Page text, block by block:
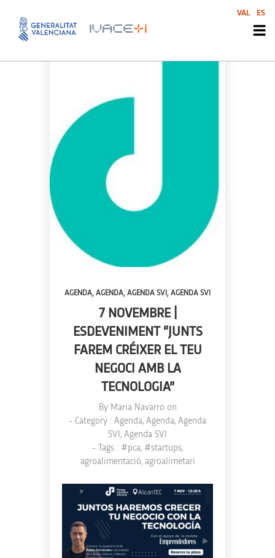
AGENDA AGENDA AGENDA SVI AGENDA SVI
7 NOVEMBRE |
ESDEVENIMENT “JUNTS
FAREM CRÉIXER EL TEU
NEGOCI AMB LA
TECNOLOGIA”
By Maria Navarro on
- Category : Agenda, Agenda, Agenda
SVI , Agenda SVI
- Tags : #pca, #startups,
agroalimentació, agroalimetari
VAL ES